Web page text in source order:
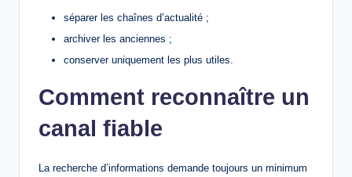
séparer les chaînes d’actualité ;
archiver les anciennes ;
conserver uniquement les plus utiles.
Comment reconnaître un
canal fiable
La recherche d’informations demande toujours un minimum